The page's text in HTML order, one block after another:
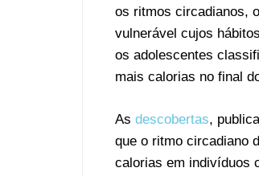
os ritmos circadianos,
vulnerável cujos
os adolescentes
mais calorias no final
As descobertas,
que o ritmo circadiano
calorias em indivíduos